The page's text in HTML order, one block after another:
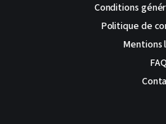
Conditions
Politique de
Mentions